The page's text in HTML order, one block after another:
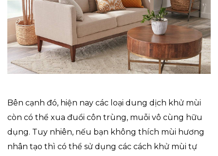
Bên cạnh đó, hiện nay các loại dung dịch khử mùi
còn có thể xua đuổi côn trùng, muỗi vô cùng hữu
dụng. Tuy nhiên, nếu bạn không thích mùi hương
nhân tạo thì có thể sử dụng các cách khử mùi tự